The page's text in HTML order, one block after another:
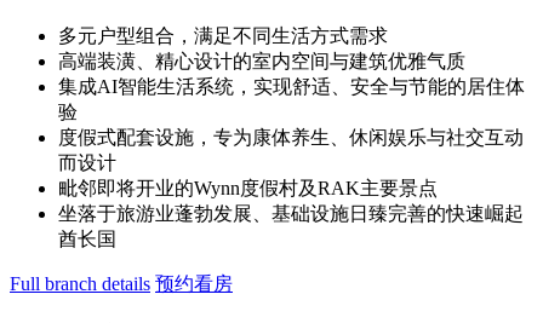
多元户型组合，满足不同生活方式需求
高端装潢、精心设计的室内空间与建筑优雅气质
集成AI智能生活系统，实现舒适、安全与节能的居住体
验
度假式配套设施，专为康体养生、休闲娱乐与社交互动
而设计
毗邻即将开业的Wynn度假村及RAK主要景点
坐落于旅游业蓬勃发展、基础设施日臻完善的快速崛起
酋长国
Full branch details 预约看房